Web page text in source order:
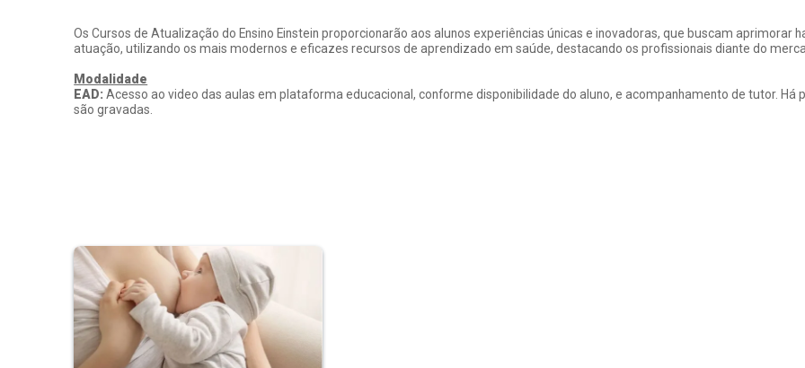
Os Cursos de Atualização do Ensino Einstein proporcionarão aos alunos experiências únicas e inovadoras, que buscam
atuação, utilizando os mais modernos e eficazes recursos de aprendizado em saúde, destacando os profissionais diante do
Modalidade
EAD:Acesso ao video das aulas em plataforma educacional, conforme disponibilidade do aluno, e acompanhamento de tutor. Há
são gravadas.